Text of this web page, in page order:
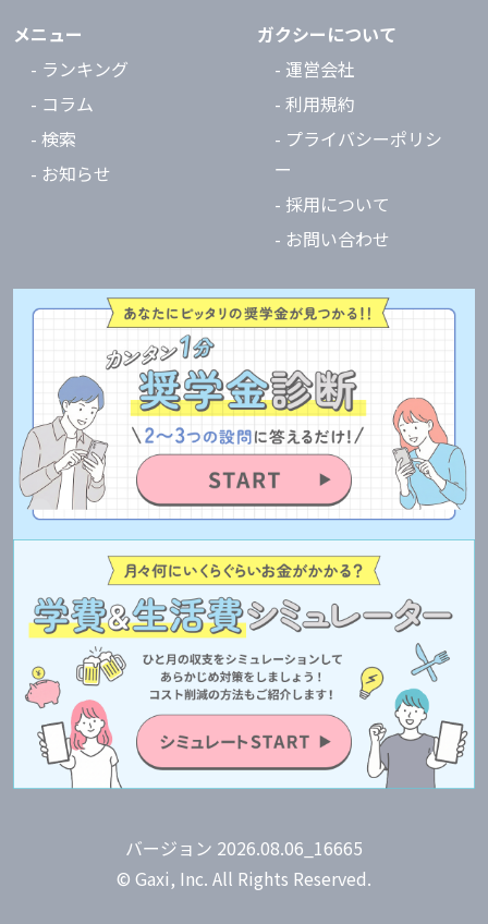
メニュー
- ランキング
- コラム
- 検索
- お知らせ
ガクシーについて
- 運営会社
- 利用規約
- プライバシーポリシ
ー
- 採用について
- お問い合わせ
バージョン 2026.08.06_16665
© Gaxi, Inc. All Rights Reserved.